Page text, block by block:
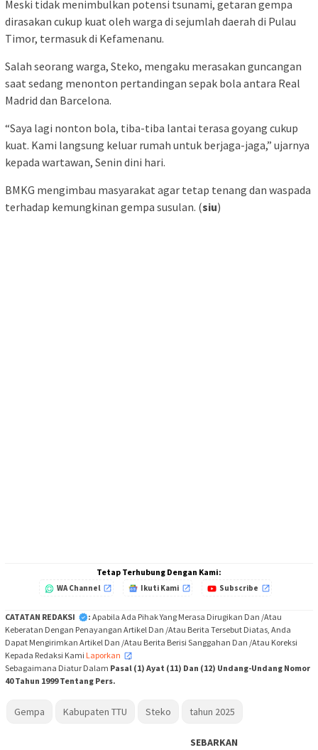
Meski tidak menimbulkan potensi tsunami, getaran gempa
dirasakan cukup kuat oleh warga di sejumlah daerah di Pulau
Timor, termasuk di Kefamenanu.
Salah seorang warga, Steko, mengaku merasakan guncangan
saat sedang menonton pertandingan sepak bola antara Real
Madrid dan Barcelona.
“Saya lagi nonton bola, tiba-tiba lantai terasa goyang cukup
kuat. Kami langsung keluar rumah untuk berjaga-jaga,” ujarnya
kepada wartawan, Senin dini hari.
BMKG mengimbau masyarakat agar tetap tenang dan waspada
terhadap kemungkinan gempa susulan. (siu)
Tetap Terhubung Dengan Kami:
WA Channel Ikuti Kami Subscribe
CATATAN REDAKSI : Apabila Ada Pihak Yang Merasa Dirugikan Dan /Atau
Keberatan Dengan Penayangan Artikel Dan /Atau Berita Tersebut Diatas, Anda
Dapat Mengirimkan Artikel Dan /Atau Berita Berisi Sanggahan Dan /Atau Koreksi
Kepada Redaksi Kami Laporkan
,
Sebagaimana Diatur Dalam Pasal (1) Ayat (11) Dan (12) Undang-Undang Nomor
40 Tahun 1999 Tentang Pers.
Gempa Kabupaten TTU Steko tahun 2025
SEBARKAN